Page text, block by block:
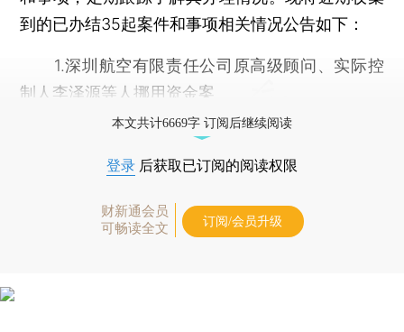
到的已办结35起案件和事项相关情况公告如下：
1.深圳航空有限责任公司原高级顾问、实际控
制人李泽源等人挪用资金案
本文共计6669字 订阅后继续阅读
登录 后获取已订阅的阅读权限
财新通会员
可畅读全文
订阅/会员升级